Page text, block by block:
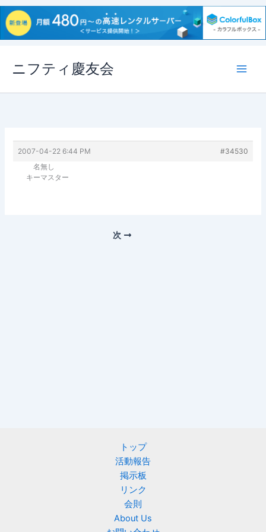
ス
ニフティ慶友会
2007-04-22 6:44 PM
#34530
名無し
キーマスター
次
トップ
活動報告
掲示板
リンク
会則
About Us